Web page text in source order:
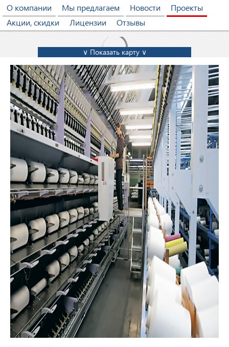
О компании Мы предлагаем Новости
Проекты
Акции, скидки
Лицензии Отзывы
∨ Показать карту ∨